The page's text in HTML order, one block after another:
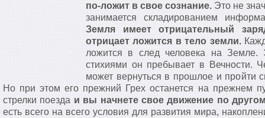
по-ложит в свое сознание. Это не
занимается складированием
Земля имеет отрицательный
отрицает ложится в тело земли.
ложится в след человека на Земле.
стихиями он пребывает в Вечности.
может вернуться в прошлое и пройти
Но при этом его прежний Грех останется на прежнем
стрелки поезда и вы начнете свое движение по
есть всего на всего условия для развития мира,